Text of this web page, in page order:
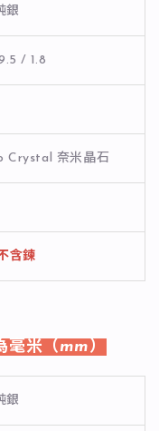
銀
/ 1.8
Crystal 奈米晶石
含鍊
毫米（mm）
銀